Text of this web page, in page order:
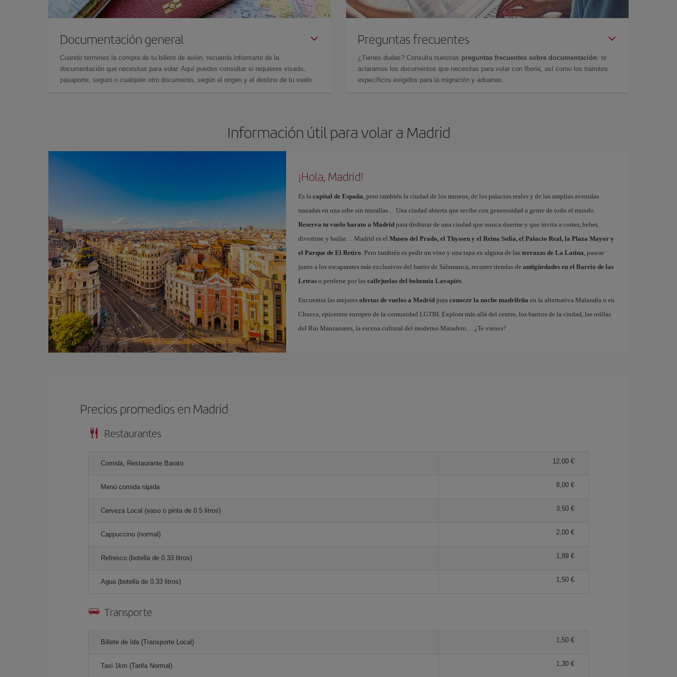
Documentación general
Cuando termines la compra de tu billete de avión, recuerda informarte de la
documentación que necesitas para volar. Aquí puedes consultar si requieres visado,
pasaporte, seguro o cualquier otro documento, según el origen y el destino de tu vuelo.
Preguntas frecuentes
¿Tienes dudas? Consulta nuestras preguntas frecuentes sobre documentación: te
aclaramos los documentos que necesitas para volar con Iberia, así como los trámites
específicos exigidos para la migración y aduanas.
Información útil para volar a Madrid
¡Hola, Madrid!
Es la capital de España, pero también la ciudad de los museos, de los palacios reales y de las amplias avenidas
trazadas en una urbe sin murallas… Una ciudad abierta que recibe con generosidad a gente de todo el mundo.
Reserva tu vuelo barato a Madridpara disfrutar de una ciudad que nunca duerme y que invita a comer, beber,
divertirse y bailar… Madrid es el Museo del Prado, el Thyssen y el Reina Sofía, el Palacio Real, la Plaza Mayor y
el Parque de El Retiro. Pero también es pedir un vino y una tapa en alguna de las terrazas de La Latina, pasear
junto a los escaparates más exclusivos del barrio de Salamanca, recorrer tiendas de antigüedades en el Barrio de las
Letraso perderse por las callejuelas del bohemio Lavapiés.
Encuentra las mejores ofertas de vuelos a Madridpara conocer la noche madrileña en la alternativa Malasaña o en
Chueca, epicentro europeo de la comunidad LGTBI. Explora más allá del centro, los barrios de la ciudad, las orillas
del Río Manzanares, la escena cultural del moderno Matadero… ¿Te vienes?
Precios promedios en Madrid
Restaurantes
Comida, Restaurante Barato 12,00 €
Menú comida rápida 8,00 €
Cerveza Local (vaso o pinta de 0.5 litros) 3,50 €
Cappuccino (normal) 2,00 €
Refresco (botella de 0.33 litros) 1,89 €
Agua (botella de 0.33 litros) 1,50 €
Transporte
Billete de Ida (Transporte Local) 1,50 €
Taxi 1km (Tarifa Normal) 1,30 €